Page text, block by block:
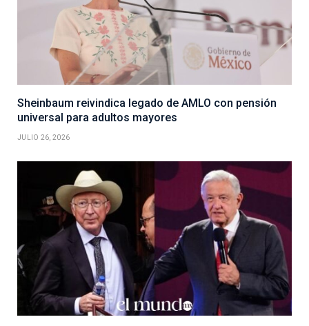
Sheinbaum reivindica legado de AMLO con pensión
universal para adultos mayores
JULIO 26, 2026